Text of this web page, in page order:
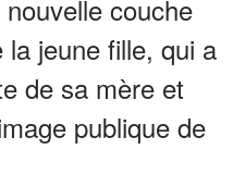
couche
jeune fille, qui a
de sa mère et
publique de